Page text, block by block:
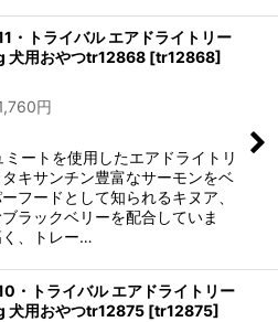
・トライバル エアドライトリー
犬用おやつtr12868 [tr12868]
円
ートを使用したエアドライトリ
キサンチン豊富なサーモンをベ
フードとして知られるキヌア、
ラックベリーを配合していま
、トレー…
・トライバル エアドライトリー
犬用おやつtr12875 [tr12875]